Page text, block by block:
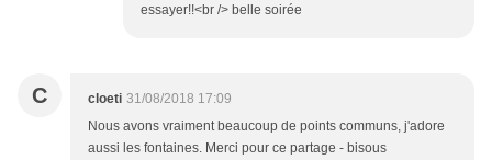
essayer!!<br /> belle soirée
C cloeti 31/08/2018 17:09
Nous avons vraiment beaucoup de points communs, j'adore
aussi les fontaines. Merci pour ce partage - bisous